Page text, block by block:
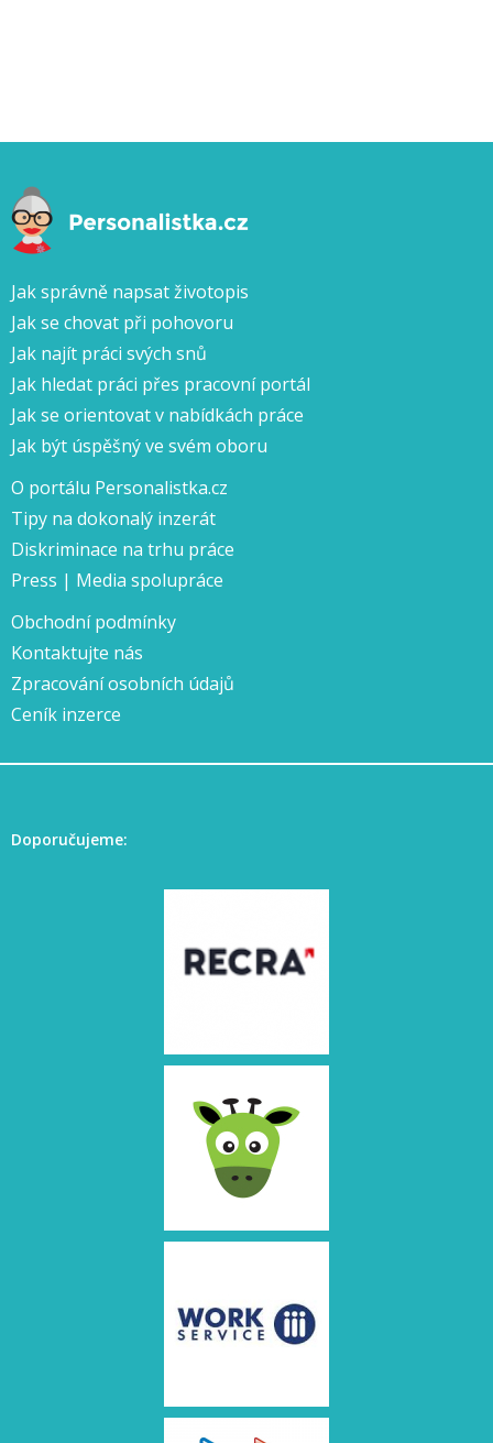
Jak správně napsat životopis
Jak se chovat při pohovoru
Jak najít práci svých snů
Jak hledat práci přes pracovní portál
Jak se orientovat v nabídkách práce
Jak být úspěšný ve svém oboru
O portálu Personalistka.cz
Tipy na dokonalý inzerát
Diskriminace na trhu práce
Press | Media spolupráce
Obchodní podmínky
Kontaktujte nás
Zpracování osobních údajů
Ceník inzerce
Doporučujeme: